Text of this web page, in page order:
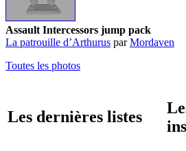
Assault Intercessors jump pack
La patrouille d’Arthurus parMordaven
Toutes les photos
Les dernières listes